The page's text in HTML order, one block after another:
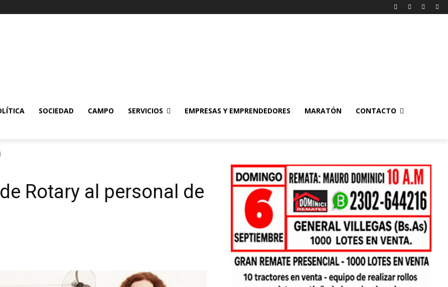
SOCIEDAD CAMPO SERVICIOS EMPRESAS Y EMPRENDEDORES MARATÓN CONTACTO
Rotary al personal de